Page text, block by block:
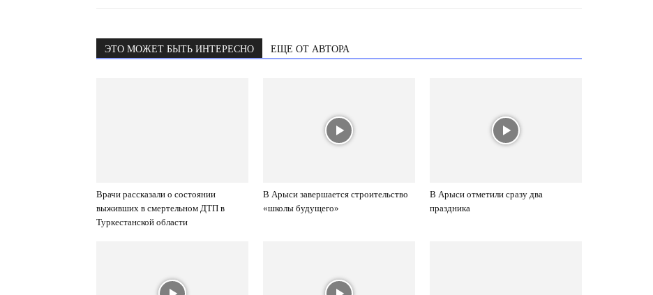
ЭТО МОЖЕТ БЫТЬ ИНТЕРЕСНО ЕЩЕ ОТ АВТОРА
Врачи рассказали о состоянии
выживших в смертельном ДТП в
Туркестанской области
В Арыси завершается строительство
«школы будущего»
В Арыси отметили сразу два
праздника